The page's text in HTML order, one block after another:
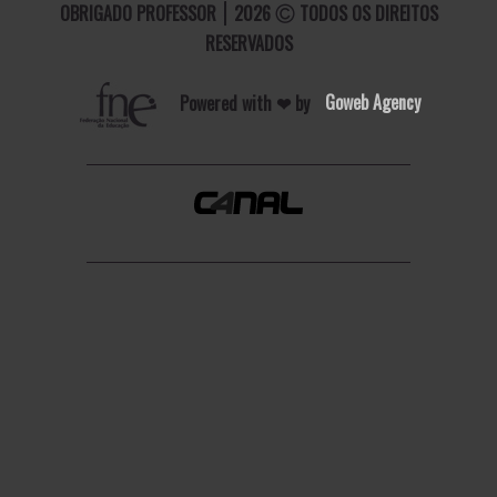
OBRIGADO PROFESSOR 2026
TODOS OS DIREITOS
RESERVADOS
Powered with ❤ by Goweb Agency